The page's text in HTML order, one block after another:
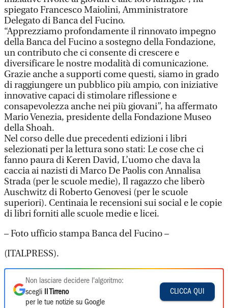
spiegato Francesco Maiolini, Amministratore
Delegato di Banca del Fucino.
“Apprezziamo profondamente il rinnovato impegno
della Banca del Fucino a sostegno della Fondazione,
un contributo che ci consente di crescere e
diversificare le nostre modalità di comunicazione.
Grazie anche a supporti come questi, siamo in grado
di raggiungere un pubblico più ampio, con iniziative
innovative capaci di stimolare riflessione e
consapevolezza anche nei più giovani”, ha affermato
Mario Venezia, presidente della Fondazione Museo
della Shoah.
Nel corso delle due precedenti edizioni i libri
selezionati per la lettura sono stati: Le cose che ci
fanno paura di Keren David, L’uomo che dava la
caccia ai nazisti di Marco De Paolis con Annalisa
Strada (per le scuole medie), Il ragazzo che liberò
Auschwitz di Roberto Genovesi (per le scuole
superiori). Centinaia le recensioni sui social e le copie
di libri forniti alle scuole medie e licei.
– Foto ufficio stampa Banca del Fucino –
(ITALPRESS).
Non lasciare decidere l'algoritmo:
scegli
Il Tirreno
per le tue notizie su Google
CLICCA QUI